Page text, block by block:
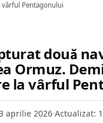
Pentagonului
două
Ormuz.
la vârful
aprilie 2026·Actualizat: